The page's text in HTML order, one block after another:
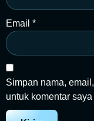
Email *
Simpan nama,
untuk komentar